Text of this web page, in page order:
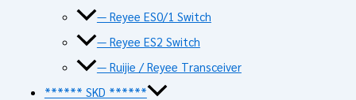
— Reyee ES0/1 Switch
— Reyee ES2 Switch
— Ruijie / Reyee Transceiver
****** SKD ******